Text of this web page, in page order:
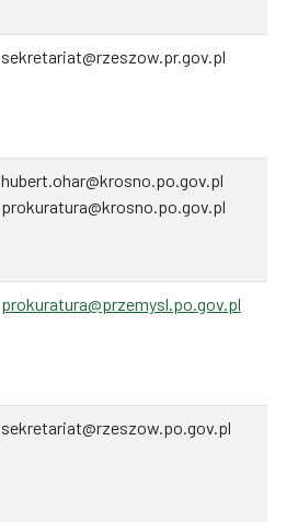
sekretariat@rzeszow.pr.gov.pl
hubert.ohar@krosno.po.gov.pl
prokuratura@krosno.po.gov.pl
prokuratura@przemysl.po.gov.pl
sekretariat@rzeszow.po.gov.pl